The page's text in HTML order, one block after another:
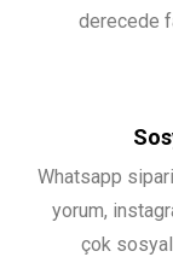
derecede
Whatsapp
yorum,
çok